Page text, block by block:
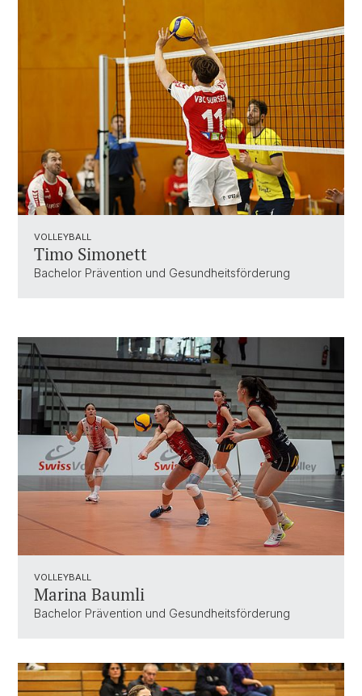
VOLLEYBALL
Timo Simonett
Bachelor Prävention und Gesundheitsförderung
VOLLEYBALL
Marina Baumli
Bachelor Prävention und Gesundheitsförderung